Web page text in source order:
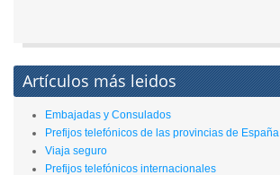
Artículos más leidos
Embajadas y Consulados
Prefijos telefónicos de las provincias de España
Viaja seguro
Prefijos telefónicos internacionales